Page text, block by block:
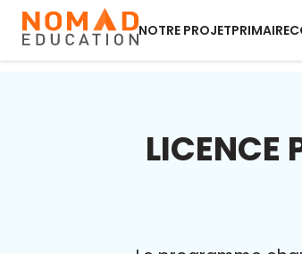
NOTRE PROJETPRIMAIRE
LICENCE